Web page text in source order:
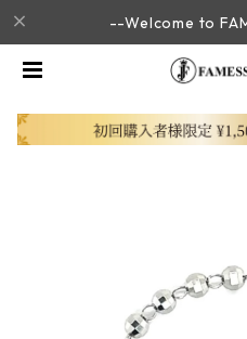
--Welcome to